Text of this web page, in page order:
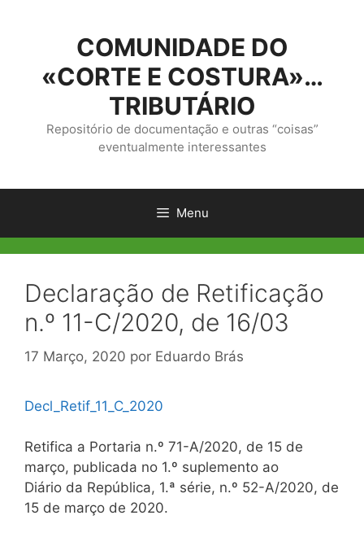
conteúdo
COMUNIDADE DO
«CORTE E COSTURA»…
TRIBUTÁRIO
Repositório de documentação e outras “coisas”
eventualmente interessantes
Menu
Declaração de Retificação
n.º 11-C/2020, de 16/03
17 Março, 2020 por Eduardo Brás
Decl_Retif_11_C_2020
Retifica a Portaria n.º 71-A/2020, de 15 de
março, publicada no 1.º suplemento ao
Diário da República, 1.ª série, n.º 52-A/2020, de
15 de março de 2020.